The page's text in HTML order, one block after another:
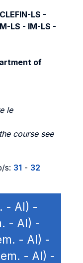
LS -
LS - IM-LS -
of
le
course see
s: 31 - 32
- AI) -
- AI) -
- AI) -
- AI) -